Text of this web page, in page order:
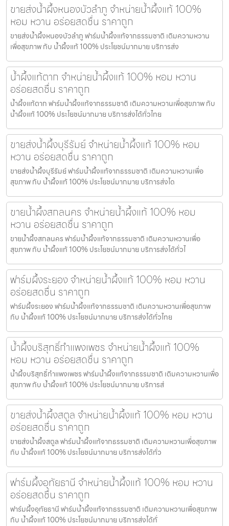
ขายส่งน้ำผึ้งหนองบัวลำภู จำหน่ายน้ำผึ้งแท้ 100%
หอม หวาน อร่อยสดชื่น ราคาถูก
ขายส่งน้ำผึ้งหนองบัวลำภู ฟาร์มน้ำผึ้งแท้จากธรรมชาติ เติมความหวาน
เพื่อสุขภาพ กับ น้ำผึ้งแท้ 100% ประโยชน์มากมาย บริการส่ง
น้ำผึ้งแท้ตาก จำหน่ายน้ำผึ้งแท้ 100% หอม หวาน
อร่อยสดชื่น ราคาถูก
น้ำผึ้งแท้ตาก ฟาร์มน้ำผึ้งแท้จากธรรมชาติ เติมความหวานเพื่อสุขภาพ กับ
น้ำผึ้งแท้ 100% ประโยชน์มากมาย บริการส่งได้ทั่วไทย
ขายส่งน้ำผึ้งบุรีรัมย์ จำหน่ายน้ำผึ้งแท้ 100% หอม
หวาน อร่อยสดชื่น ราคาถูก
ขายส่งน้ำผึ้งบุรีรัมย์ ฟาร์มน้ำผึ้งแท้จากธรรมชาติ เติมความหวานเพื่อ
สุขภาพ กับ น้ำผึ้งแท้ 100% ประโยชน์มากมาย บริการส่งได
ขายน้ำผึ้งสกลนคร จำหน่ายน้ำผึ้งแท้ 100% หอม
หวาน อร่อยสดชื่น ราคาถูก
ขายน้ำผึ้งสกลนคร ฟาร์มน้ำผึ้งแท้จากธรรมชาติ เติมความหวานเพื่อ
สุขภาพ กับ น้ำผึ้งแท้ 100% ประโยชน์มากมาย บริการส่งได้ทั่วไ
ฟาร์มผึ้งระยอง จำหน่ายน้ำผึ้งแท้ 100% หอม หวาน
อร่อยสดชื่น ราคาถูก
ฟาร์มผึ้งระยอง ฟาร์มน้ำผึ้งแท้จากธรรมชาติ เติมความหวานเพื่อสุขภาพ
กับ น้ำผึ้งแท้ 100% ประโยชน์มากมาย บริการส่งได้ทั่วไทย
น้ำผึ้งบริสุทธิ์กำแพงเพชร จำหน่ายน้ำผึ้งแท้ 100%
หอม หวาน อร่อยสดชื่น ราคาถูก
น้ำผึ้งบริสุทธิ์กำแพงเพชร ฟาร์มน้ำผึ้งแท้จากธรรมชาติ เติมความหวานเพื่อ
สุขภาพ กับ น้ำผึ้งแท้ 100% ประโยชน์มากมาย บริการส่
ขายส่งน้ำผึ้งสตูล จำหน่ายน้ำผึ้งแท้ 100% หอม หวาน
อร่อยสดชื่น ราคาถูก
ขายส่งน้ำผึ้งสตูล ฟาร์มน้ำผึ้งแท้จากธรรมชาติ เติมความหวานเพื่อสุขภาพ
กับ น้ำผึ้งแท้ 100% ประโยชน์มากมาย บริการส่งได้ทั่ว
ฟาร์มผึ้งอุทัยธานี จำหน่ายน้ำผึ้งแท้ 100% หอม หวาน
อร่อยสดชื่น ราคาถูก
ฟาร์มผึ้งอุทัยธานี ฟาร์มน้ำผึ้งแท้จากธรรมชาติ เติมความหวานเพื่อสุขภาพ
กับ น้ำผึ้งแท้ 100% ประโยชน์มากมาย บริการส่งได้ทั่